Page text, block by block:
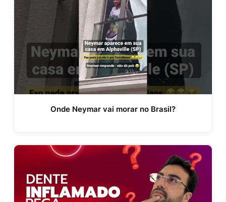
Onde Neymar vai morar no Brasil?